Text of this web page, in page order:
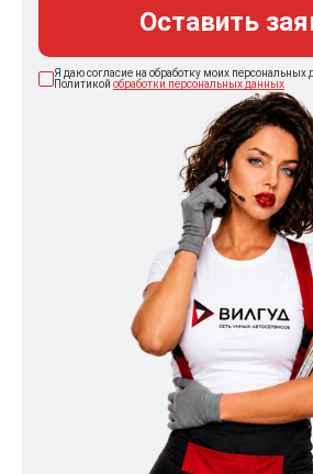
Оставить
Я даю согласие на обработку моих персональных
Политикой обработки персональных данных